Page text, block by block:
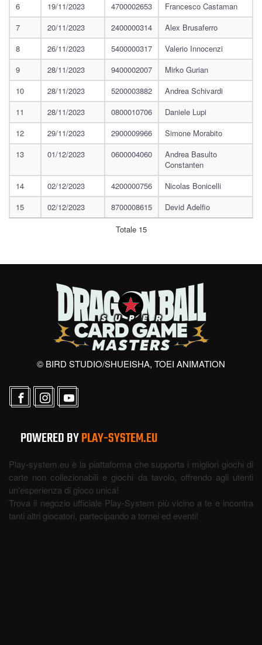
6
19/11/2023 4700002653
Francesco Castaman
7
20/11/2023 2400000314
Alex Brusaferro
8
26/11/2023 5400000317
Valerio Innocenzi
9
28/11/2023 9400002007
Mirko Gurian
10
28/11/2023 5200003882
Andrea Schivardi
11
28/11/2023 0800010706
Daniele Lupi
12
29/11/2023 2900009966
Simone Morabito
13
01/12/2023 0600004060
Andrea Basulto
Constanten
14
02/12/2023 4200000756
Nicolas Bonicelli
15
02/12/2023 8700008615
Devid Adelfio
Totale 15
© BIRD STUDIO/SHUEISHA, TOEI ANIMATION
POWERED BYPLAY-SYSTEM.EU
Play-system.eu è la piattaforma che supporta i migliori giochi di
carte non collezionabili e giochi da tavolo, offrendo agli utenti
un'esperienza di gioco unica!
Trova il negozio ufficiale Play-System più vicino a te e incontra
tanti altri giocatori, partecipando a tornei ed eventi!